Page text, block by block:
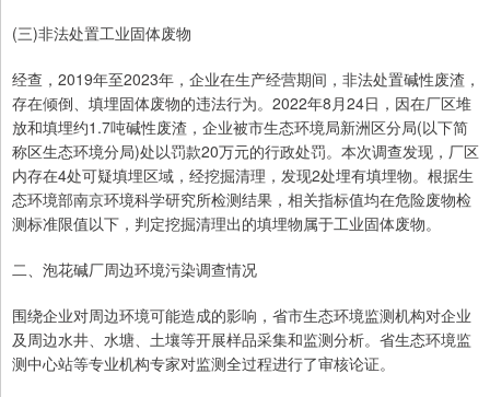
(三)非法处置工业固体废物
经查，2019年至2023年，企业在生产经营期间，非法处置碱性废渣，
存在倾倒、填埋固体废物的违法行为。2022年8月24日，因在厂区堆
放和填埋约1.7吨碱性废渣，企业被市生态环境局新洲区分局(以下简
称区生态环境分局)处以罚款20万元的行政处罚。本次调查发现，厂区
内存在4处可疑填埋区域，经挖掘清理，发现2处埋有填埋物。根据生
态环境部南京环境科学研究所检测结果，相关指标值均在危险废物检
测标准限值以下，判定挖掘清理出的填埋物属于工业固体废物。
二、泡花碱厂周边环境污染调查情况
围绕企业对周边环境可能造成的影响，省市生态环境监测机构对企业
及周边水井、水塘、土壤等开展样品采集和监测分析。省生态环境监
测中心站等专业机构专家对监测全过程进行了审核论证。